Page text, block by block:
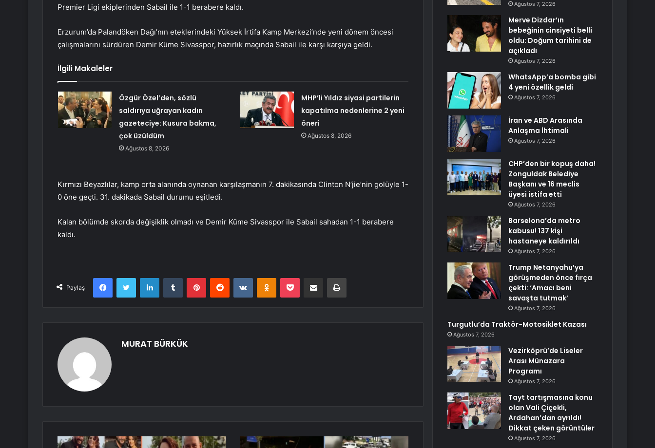
Premier Ligi ekiplerinden Sabail ile 1-1 berabere kaldı.
Erzurum’da Palandöken Dağı’nın eteklerindeki Yüksek İrtifa Kamp Merkezi’nde yeni dönem öncesi
çalışmalarını sürdüren Demir Küme Sivasspor, hazırlık maçında Sabail ile karşı karşıya geldi.
İlgili Makaleler
Özgür Özel’den, sözlü
saldırıya uğrayan kadın
gazeteciye: Kusura bakma,
çok üzüldüm
Ağustos 8, 2026
MHP’li Yıldız siyasi partilerin
kapatılma nedenlerine 2 yeni
öneri
Ağustos 8, 2026
Kırmızı Beyazlılar, kamp orta alanında oynanan karşılaşmanın 7. dakikasında Clinton N’jie’nin golüyle 1-
0 öne geçti. 31. dakikada Sabail durumu eşitledi.
Kalan bölümde skorda değişiklik olmadı ve Demir Küme Sivasspor ile Sabail sahadan 1-1 berabere
kaldı.
Paylaş
FacebookTwitter LinkedInTumblr PinterestReddit VKontakteOdnoklassniki
Pocket E-Posta ile paylaş Yazdır
MURAT BÜRKÜK
Ağustos 7, 2026
Merve Dizdar’ın
bebeğinin cinsiyeti belli
oldu: Doğum tarihini de
açıkladı
Ağustos 7, 2026
WhatsApp’a bomba gibi
4 yeni özellik geldi
Ağustos 7, 2026
İran ve ABD Arasında
Anlaşma İhtimali
Ağustos 7, 2026
CHP’den bir kopuş daha!
Zonguldak Belediye
Başkanı ve 16 meclis
üyesi istifa etti
Ağustos 7, 2026
Barselona’da metro
kabusu! 137 kişi
hastaneye kaldırıldı
Ağustos 7, 2026
Trump Netanyahu’ya
görüşmeden önce fırça
çekti: ‘Amacı beni
savaşta tutmak’
Ağustos 7, 2026
Turgutlu’da Traktör-Motosiklet Kazası
Ağustos 7, 2026
Vezirköprü’de Liseler
Arası Münazara
Programı
Ağustos 7, 2026
Tayt tartışmasına konu
olan Vali Çiçekli,
Ardahan’dan ayrıldı!
Dikkat çeken görüntüler
Ağustos 7, 2026